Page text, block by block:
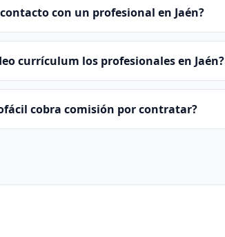
con un profesional en Jaén?
currículum los profesionales en Jaén?
cobra comisión por contratar?